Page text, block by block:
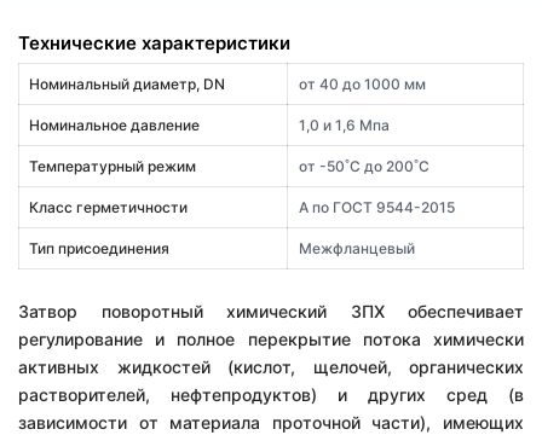
Технические характеристики
Номинальный диаметр, DN от 40 до 1000 мм
Номинальное давление 1,0 и 1,6 Мпа
Температурный режим от -50˚С до 200˚С
Класс герметичности А по ГОСТ 9544-2015
Тип присоединения Межфланцевый
Затвор поворотный химический ЗПХ обеспечивает
регулирование и полное перекрытие потока химически
активных жидкостей (кислот, щелочей, органических
растворителей, нефтепродуктов) и других сред (в
зависимости от материала проточной части), имеющих